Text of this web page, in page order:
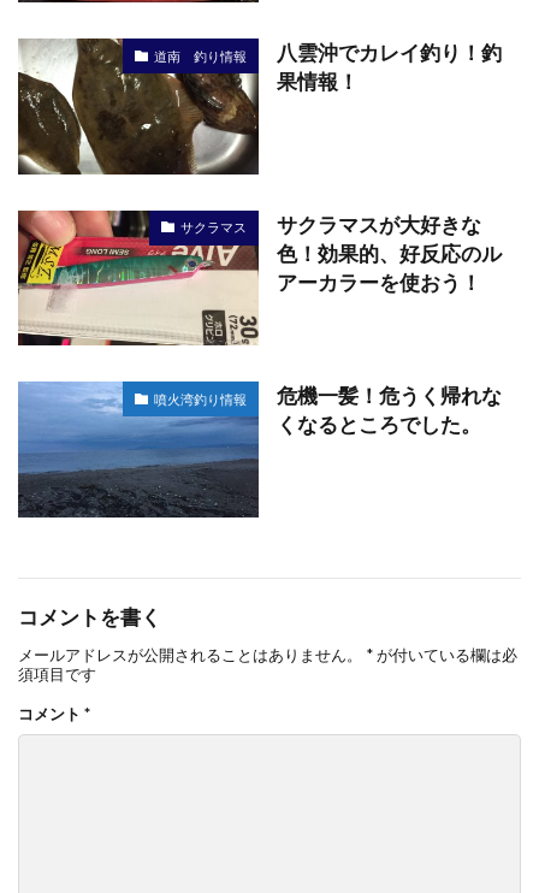
道南 釣り情報
八雲沖でカレイ釣り！釣
果情報！
サクラマス
サクラマスが大好きな
色！効果的、好反応のル
アーカラーを使おう！
噴火湾釣り情報
危機一髪！危うく帰れな
くなるところでした。
コメントを書く
メールアドレスが公開されることはありません。 *が付いている欄は必
須項目です
コメント *